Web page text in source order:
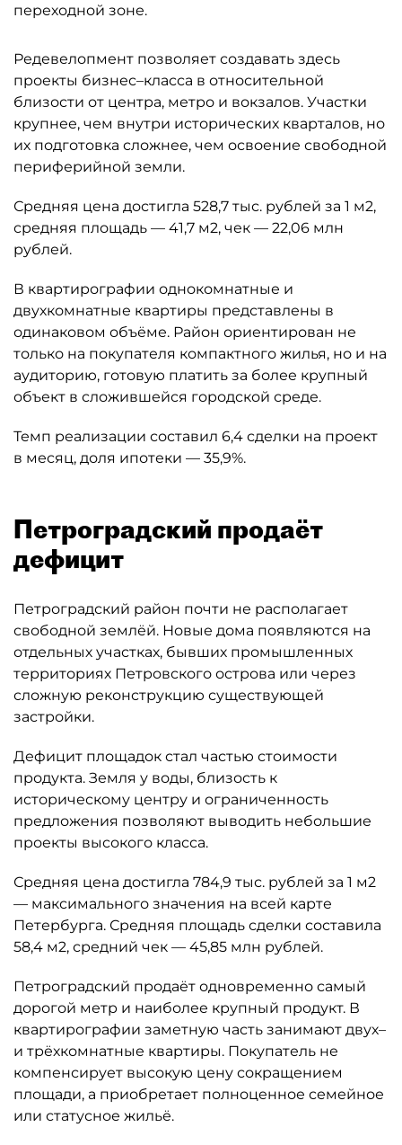
переходной зоне.
Редевелопмент позволяет создавать здесь
проекты бизнес–класса в относительной
близости от центра, метро и вокзалов. Участки
крупнее, чем внутри исторических кварталов, но
их подготовка сложнее, чем освоение свободной
периферийной земли.
Средняя цена достигла 528,7 тыс. рублей за 1 м2,
средняя площадь — 41,7 м2, чек — 22,06 млн
рублей.
В квартирографии однокомнатные и
двухкомнатные квартиры представлены в
одинаковом объёме. Район ориентирован не
только на покупателя компактного жилья, но и на
аудиторию, готовую платить за более крупный
объект в сложившейся городской среде.
Темп реализации составил 6,4 сделки на проект
в месяц, доля ипотеки — 35,9%.
Петроградский продаёт
дефицит
Петроградский район почти не располагает
свободной землёй. Новые дома появляются на
отдельных участках, бывших промышленных
территориях Петровского острова или через
сложную реконструкцию существующей
застройки.
Дефицит площадок стал частью стоимости
продукта. Земля у воды, близость к
историческому центру и ограниченность
предложения позволяют выводить небольшие
проекты высокого класса.
Средняя цена достигла 784,9 тыс. рублей за 1 м2
— максимального значения на всей карте
Петербурга. Средняя площадь сделки составила
58,4 м2, средний чек — 45,85 млн рублей.
Петроградский продаёт одновременно самый
дорогой метр и наиболее крупный продукт. В
квартирографии заметную часть занимают двух–
и трёхкомнатные квартиры. Покупатель не
компенсирует высокую цену сокращением
площади, а приобретает полноценное семейное
или статусное жильё.